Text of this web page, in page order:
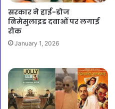
सरकार ने हाई-डोज
निमेसुलाइड दवाओं पर लगाई
रोक
January 1, 2026